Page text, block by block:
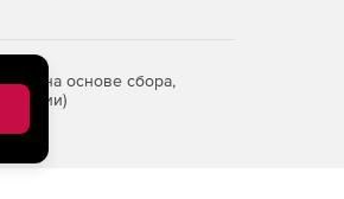
на основе сбора,